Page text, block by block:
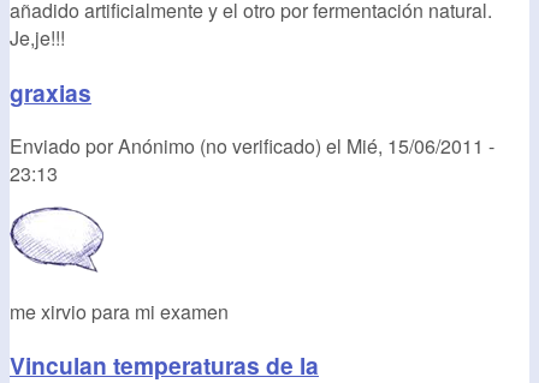
añadido artificialmente y el otro por fermentación natural.
Je,je!!!
graxias
Enviado porAnónimo (no verificado) el Mié, 15/06/2011 -
23:13
me xirvio para mi examen
Vinculan temperaturas de la